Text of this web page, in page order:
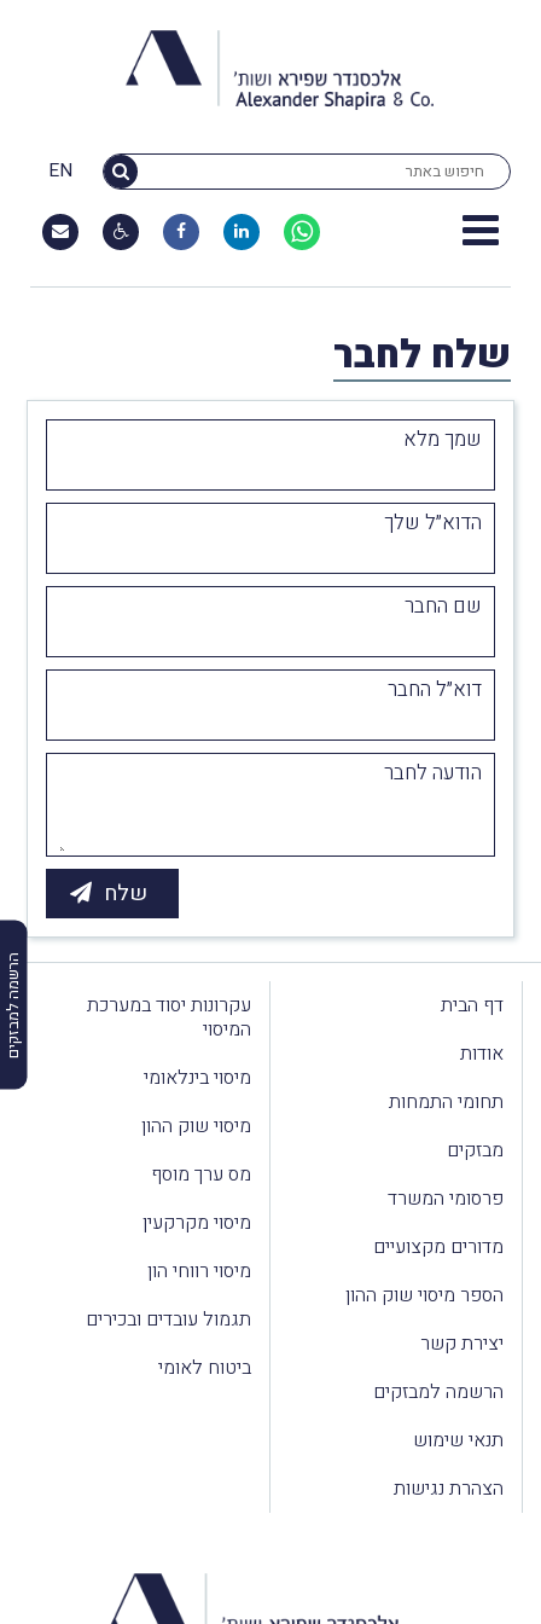
EN
הרשמה למבזקים
שלח לחבר
שמך מלא
הדוא״ל שלך
שם החבר
דוא״ל החבר
הודעה לחבר
דף הבית
אודות
תחומי התמחות
מבזקים
פרסומי המשרד
מדורים מקצועיים
הספר מיסוי שוק ההון
יצירת קשר
הרשמה למבזקים
תנאי שימוש
הצהרת נגישות
עקרונות יסוד במערכת
המיסוי
מיסוי בינלאומי
מיסוי שוק ההון
מס ערך מוסף
מיסוי מקרקעין
מיסוי רווחי הון
תגמול עובדים ובכירים
ביטוח לאומי